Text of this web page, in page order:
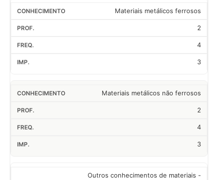
Materiais metálicos ferrosos
2
4
3
Materiais metálicos não ferrosos
2
4
3
Outros conhecimentos de materiais -